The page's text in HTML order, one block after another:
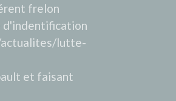
frelon
d'indentification
lutte-
et faisant